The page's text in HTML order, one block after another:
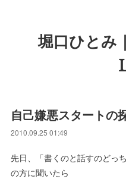
堀口ひと
自己嫌悪スタートの
2010.09.25 01:49
先日、「書くのと話すのどっ
の方に聞いたら